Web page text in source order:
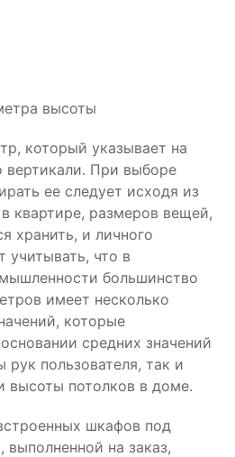
который указывает на
вертикали. При выборе
ее следует исходя из
квартире, размеров вещей,
хранить, и личного
учитывать, что в
большинство
имеет несколько
которые
средних значений
рук пользователя, так и
высоты потолков в доме.
шкафов под
выполненной на заказ,